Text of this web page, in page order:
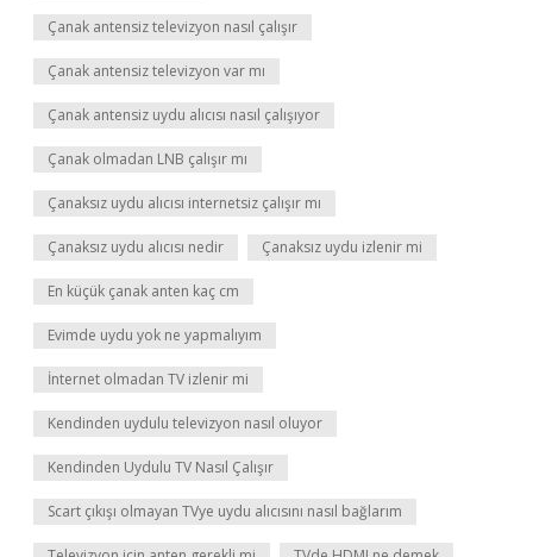
Çanak antensiz televizyon nasıl çalışır
Çanak antensiz televizyon var mı
Çanak antensiz uydu alıcısı nasıl çalışıyor
Çanak olmadan LNB çalışır mı
Çanaksız uydu alıcısı internetsiz çalışır mı
Çanaksız uydu alıcısı nedir Çanaksız uydu izlenir mi
En küçük çanak anten kaç cm
Evimde uydu yok ne yapmalıyım
İnternet olmadan TV izlenir mi
Kendinden uydulu televizyon nasıl oluyor
Kendinden Uydulu TV Nasıl Çalışır
Scart çıkışı olmayan TVye uydu alıcısını nasıl bağlarım